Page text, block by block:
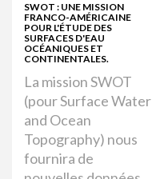
SWOT : UNE MISSION
FRANCO-AMÉRICAINE
POUR L'ÉTUDE DES
SURFACES D'EAU
OCÉANIQUES ET
CONTINENTALES.
La mission SWOT
(pour Surface Water
and Ocean
Topography) nous
fournira de